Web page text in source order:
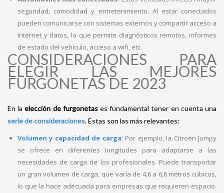
seguridad, comodidad y entretenimiento. Al estar conectados
pueden comunicarse con sistemas externos y compartir acceso a
Internet y datos, lo que permite diagnósticos remotos, informes
de estado del vehículo, acceso a wifi, etc.
CONSIDERACIONES PARA
ELEGIR LAS MEJORES
FURGONETAS DE 2023
En laelección de furgonetases fundamental tener en cuenta una
serie de consideraciones. Estas son las más relevantes:
Volumen y capacidad de carga: Por ejemplo, la Citroën Jumpy
se ofrece en diferentes longitudes para adaptarse a las
necesidades de carga de los profesionales. Puede transportar
un gran volumen de carga, que varía de 4,6 a 6,6 metros cúbicos,
lo que la hace adecuada para empresas que requieren espacio.